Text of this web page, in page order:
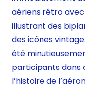
aériens rétro
illustrant des
des icônes
été
participants dans
l’histoire de